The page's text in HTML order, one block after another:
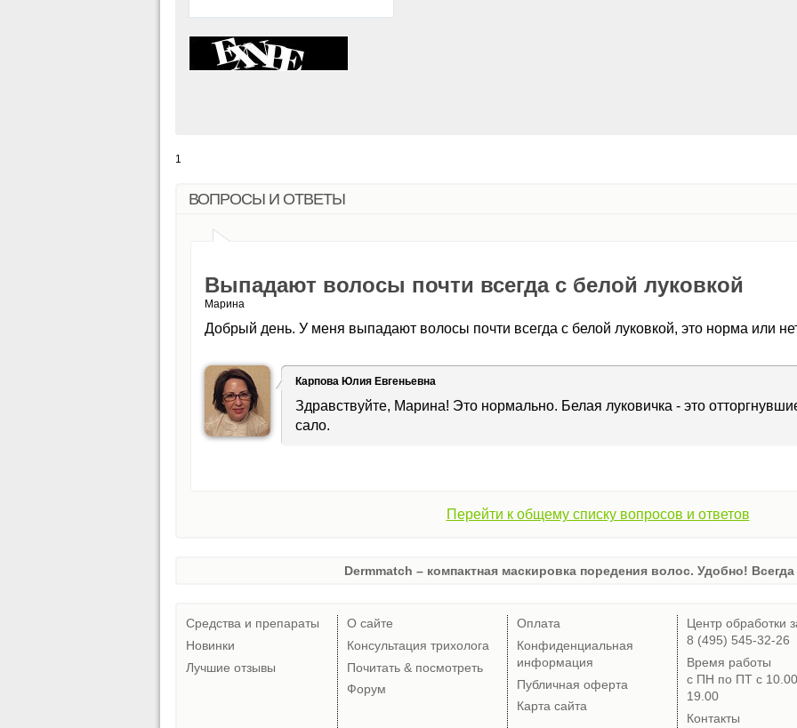
1
ВОПРОСЫ И ОТВЕТЫ
Выпадают волосы почти всегда с белой луковкой
Марина
Добрый день. У меня выпадают волосы почти всегда с белой луковкой, это норма или
Карпова Юлия Евгеньевна
Здравствуйте, Марина! Это нормально. Белая луковичка - это
сало.
Перейти к общему списку вопросов и ответов
Dermmatch – компактная маскировка поредения волос. Удобно!
Средства и препараты
Новинки
Лучшие отзывы
О сайте
Консультация трихолога
Почитать & посмотреть
Форум
Оплата
Конфиденциальная
информация
Публичная оферта
Карта сайта
Центр обработки
8 (495) 545-32-26
Время работы
с ПН по ПТ с
19.00
Контакты